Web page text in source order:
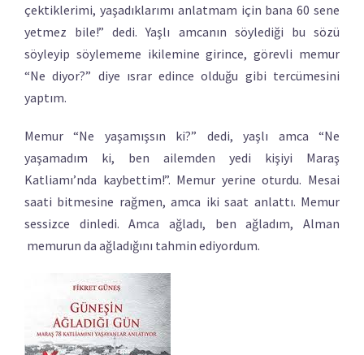
çektiklerimi, yaşadıklarımı anlatmam için bana 60 sene
yetmez bile!” dedi. Yaşlı amcanın söylediği bu sözü
söyleyip söylememe ikilemine girince, görevli memur
“Ne diyor?” diye ısrar edince olduğu gibi tercümesini
yaptım.
Memur “Ne yaşamışsın ki?” dedi, yaşlı amca “Ne
yaşamadım ki, ben ailemden yedi kişiyi Maraş
Katliamı’nda kaybettim!”. Memur yerine oturdu. Mesai
saati bitmesine rağmen, amca iki saat anlattı. Memur
sessizce dinledi. Amca ağladı, ben ağladım, Alman
memurun da ağladığını tahmin ediyordum.